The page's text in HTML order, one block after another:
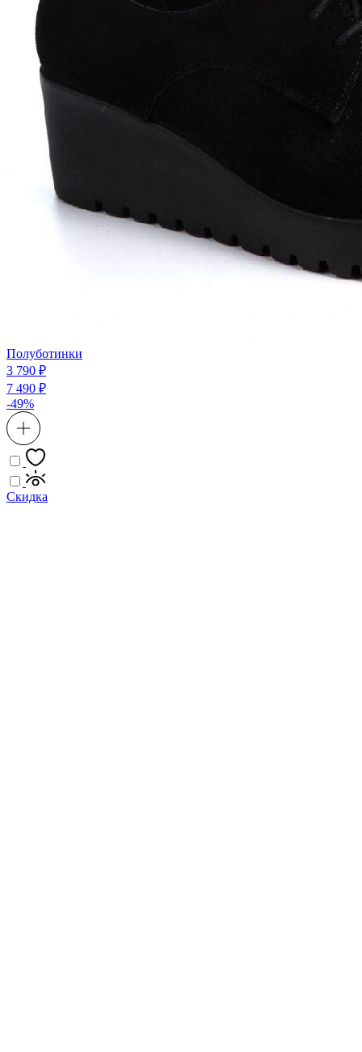
Полуботинки
3 790 ₽
7 490 ₽
-49%
Скидка